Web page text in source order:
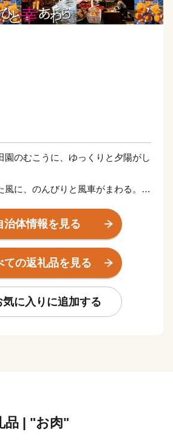
園のむこうに、ゆっくりと夕陽がし
風に、のんびりと風車がまわる。
の幸、山の幸、里のめぐみ。
どの温泉にしようかな。
沢」な暮らしかもしれない。
やの。気ぃつけて、行ってきねの。
って、みんながみんなを思いあって
福な福井県にあるちょっと贅沢なま
治体情報を見る
ての返礼品を見る
気に入りに追加する
品 | "お肉"